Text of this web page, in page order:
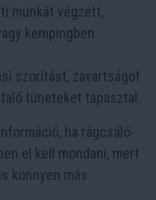
munkát végzett,
kempingben
szorítást, zavartságot
tüneteket tapasztal.
ha rágcsáló-
el kell mondani, mert
könnyen más